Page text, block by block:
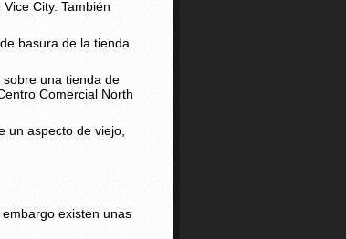
City. También
basura de la tienda
una tienda de
Comercial North
un aspecto de viejo,
existen unas